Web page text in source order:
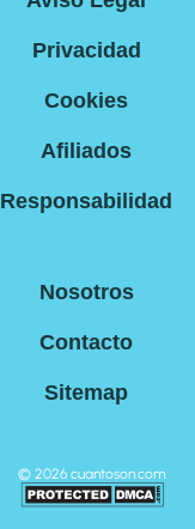
Privacidad
Cookies
Afiliados
Responsabilidad
Nosotros
Contacto
Sitemap
© 2026 cuantoson.com